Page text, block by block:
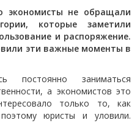
экономисты не обращали
которые заметили
и распоряжение.
эти важные моменты в
постоянно заниматься
а экономистов это
только то, как
юристы и уловили.